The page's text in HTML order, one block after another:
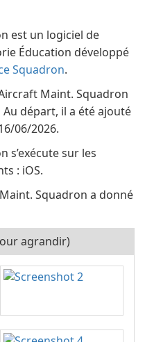
est un logiciel de
Éducation développé
Squadron.
Maint. Squadron
départ, il a été ajouté
06/2026.
s’exécute sur les
: iOS.
Squadron a donné
agrandir)